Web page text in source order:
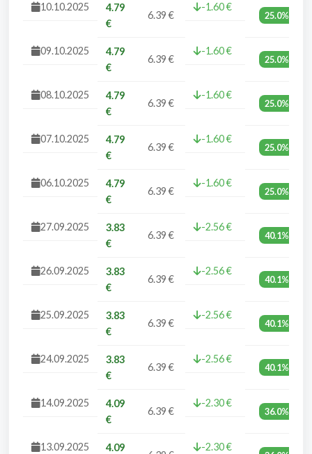
10.10.2025
4.79
€
6.39 €
-1.60 €
25.0%
09.10.2025
4.79
€
6.39 €
-1.60 €
25.0%
08.10.2025
4.79
€
6.39 €
-1.60 €
25.0%
07.10.2025
4.79
€
6.39 €
-1.60 €
25.0%
06.10.2025
4.79
€
6.39 €
-1.60 €
25.0%
27.09.2025
3.83
€
6.39 €
-2.56 €
40.1%
26.09.2025
3.83
€
6.39 €
-2.56 €
40.1%
25.09.2025
3.83
€
6.39 €
-2.56 €
40.1%
24.09.2025
3.83
€
6.39 €
-2.56 €
40.1%
14.09.2025
4.09
€
6.39 €
-2.30 €
36.0%
13.09.2025 4.09 -2.30 €